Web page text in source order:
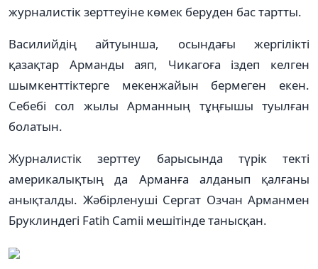
журналистік зерттеуіне көмек беруден бас тартты.
Василийдің айтуынша, осындағы жергілікті
қазақтар Арманды аяп, Чикагоға іздеп келген
шымкенттіктерге мекенжайын бермеген екен.
Себебі сол жылы Арманның тұңғышы туылған
болатын.
Журналистік зерттеу барысында түрік текті
америкалықтың да Арманға алданып қалғаны
анықталды. Жәбірленуші Сергат Озчан Арманмен
Бруклиндегі Fatih Camii мешітінде танысқан.